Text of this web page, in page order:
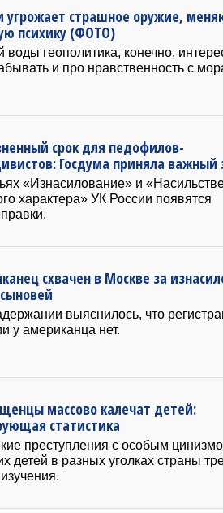
угрожает страшное оружие,
психику (ФОТО)
воды геополитика, конечно,
и про нравственность с
срок для педофилов-
Госдума приняла важный
«Изнасилование» и
характера» УК России появятся
схвачен в Москве за
выяснилось, что
у американца нет.
массово калечат детей:
статистика
преступления с особым
детей в разных уголках страны